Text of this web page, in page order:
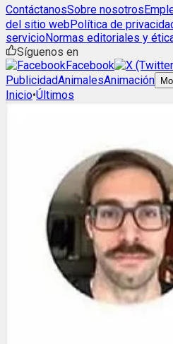
ContáctanosSobre nosotros
del sitio webPolítica de
servicioNormas editoriales y
Síguenos en
Facebook
PublicidadAnimalesAnimación
Inicio•Últimos